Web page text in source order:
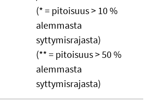
(* = pitoisuus > 10 %
alemmasta
syttymisrajasta)
(** = pitoisuus > 50 %
alemmasta
syttymisrajasta)